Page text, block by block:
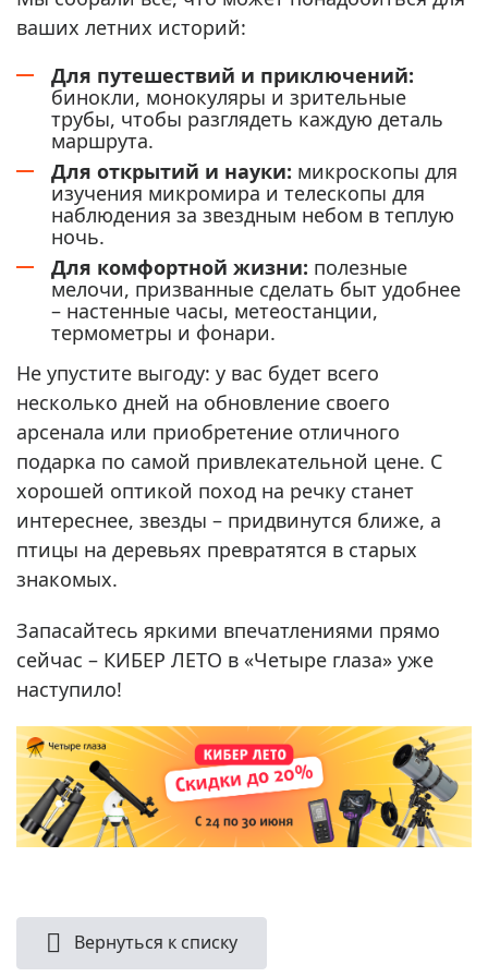
ваших летних историй:
Для путешествий и приключений:
бинокли, монокуляры и зрительные
трубы, чтобы разглядеть каждую деталь
маршрута.
Для открытий и науки: микроскопы для
изучения микромира и телескопы для
наблюдения за звездным небом в теплую
ночь.
Для комфортной жизни: полезные
мелочи, призванные сделать быт удобнее
– настенные часы, метеостанции,
термометры и фонари.
Не упустите выгоду: у вас будет всего
несколько дней на обновление своего
арсенала или приобретение отличного
подарка по самой привлекательной цене. С
хорошей оптикой поход на речку станет
интереснее, звезды – придвинутся ближе, а
птицы на деревьях превратятся в старых
знакомых.
Запасайтесь яркими впечатлениями прямо
сейчас – КИБЕР ЛЕТО в «Четыре глаза» уже
наступило!
Вернуться к списку